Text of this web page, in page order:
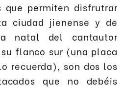
que permiten disfrutrar
ciudad jienense y de
natal del cantautor
flanco sur (una placa
recuerda), son dos los
que no debéis